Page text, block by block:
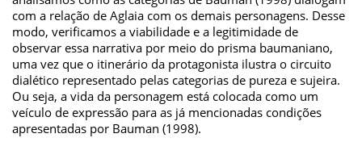
com a relação de Aglaia com os demais personagens. Desse
modo, verificamos a viabilidade e a legitimidade de
observar essa narrativa por meio do prisma baumaniano,
uma vez que o itinerário da protagonista ilustra o circuito
dialético representado pelas categorias de pureza e sujeira.
Ou seja, a vida da personagem está colocada como um
veículo de expressão para as já mencionadas condições
apresentadas por Bauman (1998).